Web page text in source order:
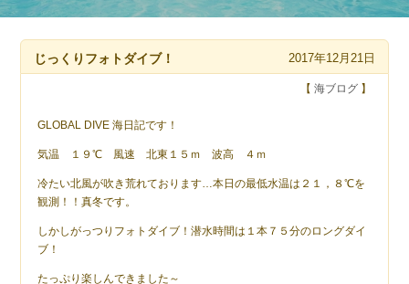
じっくりフォトダイブ！ 2017年12月21日
【 海ブログ】
GLOBAL DIVE 海日記です！
気温 １９℃ 風速 北東１５ｍ 波高 ４ｍ
冷たい北風が吹き荒れております…本日の最低水温は２１，８℃を
観測！！真冬です。
しかしがっつりフォトダイブ！潜水時間は１本７５分のロングダイ
ブ！
たっぷり楽しんできました～